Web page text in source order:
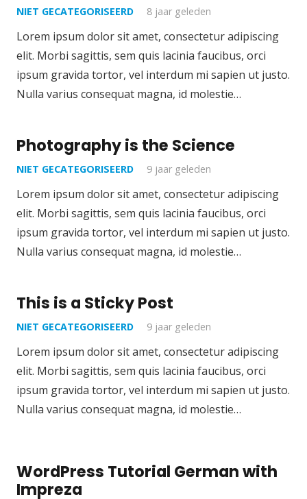
NIET GECATEGORISEERD 8 jaar geleden
Lorem ipsum dolor sit amet, consectetur adipiscing
elit. Morbi sagittis, sem quis lacinia faucibus, orci
ipsum gravida tortor, vel interdum mi sapien ut justo.
Nulla varius consequat magna, id molestie…
Photography is the Science
NIET GECATEGORISEERD 9 jaar geleden
Lorem ipsum dolor sit amet, consectetur adipiscing
elit. Morbi sagittis, sem quis lacinia faucibus, orci
ipsum gravida tortor, vel interdum mi sapien ut justo.
Nulla varius consequat magna, id molestie…
This is a Sticky Post
NIET GECATEGORISEERD 9 jaar geleden
Lorem ipsum dolor sit amet, consectetur adipiscing
elit. Morbi sagittis, sem quis lacinia faucibus, orci
ipsum gravida tortor, vel interdum mi sapien ut justo.
Nulla varius consequat magna, id molestie…
WordPress Tutorial German with
Impreza